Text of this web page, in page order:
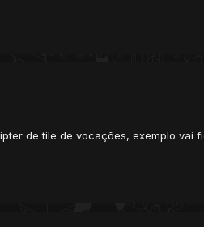
de tile de vocações, exemplo vai